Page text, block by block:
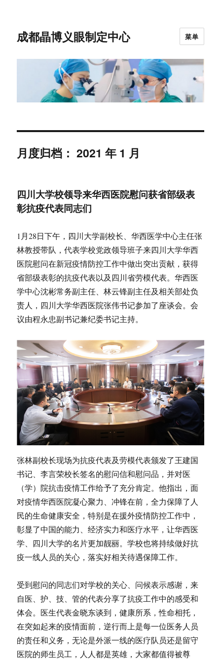
成都晶博义眼制定中心 菜单
月度归档：2021 年 1 月
四川大学校领导来华西医院慰问获省部级表
彰抗疫代表同志们
1月28日下午，四川大学副校长、华西医学中心主任张
林教授带队，代表学校党政领导班子来四川大学华西
医院慰问在新冠疫情防控工作中做出突出贡献，获得
省部级表彰的抗疫代表以及四川省劳模代表。华西医
学中心沈彬常务副主任、林云锋副主任及相关部处负
责人，四川大学华西医院张伟书记参加了座谈会。会
议由程永忠副书记兼纪委书记主持。
张林副校长现场为抗疫代表及劳模代表颁发了王建国
书记、李言荣校长签名的慰问信和慰问品，并对医
（学）院抗击疫情工作给予了充分肯定。他指出，面
对疫情华西医院凝心聚力、冲锋在前，全力保障了人
民的生命健康安全，特别是在援外疫情防控工作中，
彰显了中国的能力、经济实力和医疗水平，让华西医
学、四川大学的名片更加靓丽。学校也将持续做好抗
疫一线人员的关心，落实好相关待遇保障工作。
受到慰问的同志们对学校的关心、问候表示感谢，来
自医、护、技、管的代表分享了抗疫工作中的感受和
体会。医生代表金晓东谈到，健康所系，性命相托，
在突如起来的疫情面前，逆行而上是每一位医务人员
的责任和义务，无论是外派一线的医疗队员还是留守
医院的师生员工，人人都是英雄，大家都值得被尊